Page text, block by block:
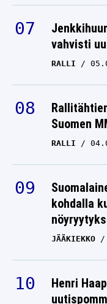
vahvisti
RALLI
Suomen
RALLI
kohdalla
JÄÄKIEKKO
Henri